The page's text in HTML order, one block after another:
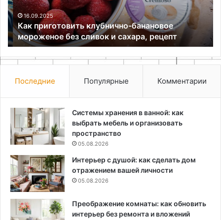
сливок
и
сахара,
рецепт
16.09.2025
Как приготовить клубнично-банановое
мороженое без сливок и сахара, рецепт
Последние Популярные Комментарии
Системы хранения в ванной: как
выбрать мебель и организовать
пространство
05.08.2026
Интерьер с душой: как сделать дом
отражением вашей личности
05.08.2026
Преображение комнаты: как обновить
интерьер без ремонта и вложений